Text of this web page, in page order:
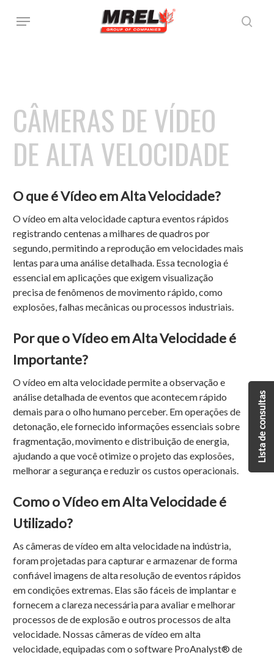
paraMenu
CÂMERAS DEVÍDEO
DEALTA VELOCIDADE
O que é Vídeo em Alta Velocidade?
Ovídeo emaltavelocidadecapturaeventos rápidos
registrando centenas amilhares dequadros por
segundo, permitindo areprodução emvelocidades mais
lentas paraumaanálisedetalhada. Essatecnologiaé
essencialemaplicações queexigemvisualização
precisadefenômenos demovimento rápido, como
explosões, falhas mecânicas ouprocessos industriais.
Por que o Vídeo em Alta Velocidade é
Importante?
Ovídeo emaltavelocidadepermiteaobservação e
análisedetalhadadeeventos queacontecemrápido
demais parao olho humano perceber. Emoperações de
detonação, elefornecido informações essenciais sobre
fragmentação, movimento edistribuição deenergia,
ajudando aque você otimizeo projeto das explosões,
melhorarasegurançaereduziros custos operacionais.
Como o Vídeo em Alta Velocidade é
Utilizado?
As câmeras devídeo emaltavelocidadena indústria,
foramprojetadas paracapturarearmazenardeforma
confiável imagens dealtaresolução deeventos rápidos
emcondições extremas. Elas são fáceis de implantare
fornecemaclarezanecessáriaparaavaliaremelhorar
processos dede explosão eoutros processos dealta
velocidade. Nossas câmeras devídeo emalta
velocidade, equipadas como software ProAnalyst® de
Lista de consultas